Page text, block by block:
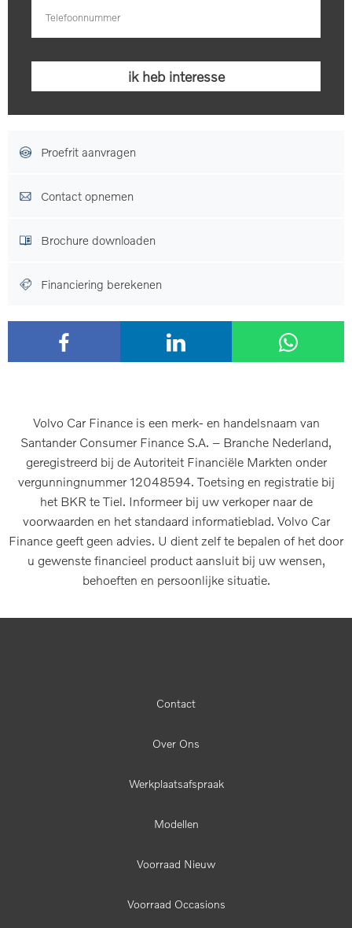
Proefrit aanvragen
Contact opnemen
Brochure downloaden
Financiering berekenen
Volvo Car Finance is een merk- en handelsnaam van
Santander Consumer Finance S.A. – Branche Nederland,
geregistreerd bij de Autoriteit Financiële Markten onder
vergunningnummer 12048594. Toetsing en registratie bij
het BKR te Tiel. Informeer bij uw verkoper naar de
voorwaarden en het standaard informatieblad. Volvo Car
Finance geeft geen advies. U dient zelf te bepalen of het door
u gewenste financieel product aansluit bij uw wensen,
behoeften en persoonlijke situatie.
Contact
Over Ons
Werkplaatsafspraak
Modellen
Voorraad Nieuw
Voorraad Occasions